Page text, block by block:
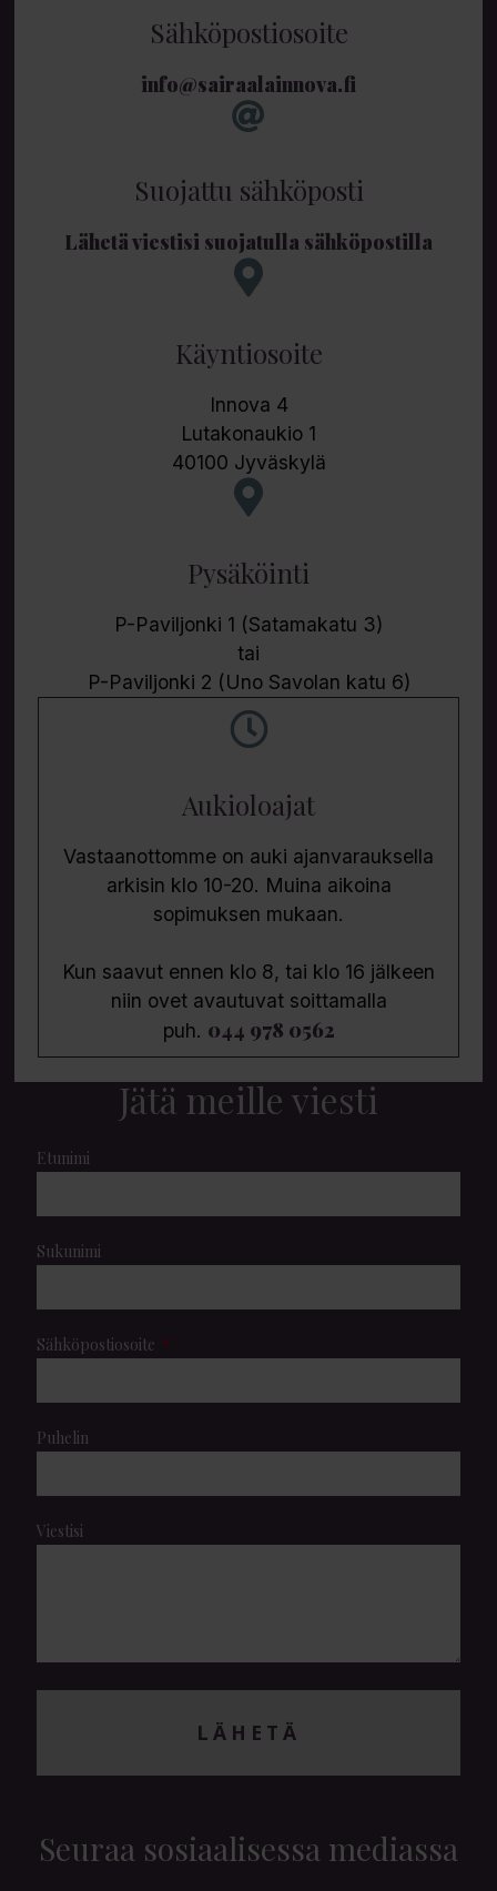
Sähköpostiosoite
info@sairaalainnova.fi
Suojattu sähköposti
Lähetä viestisi suojatulla sähköpostilla
Käyntiosoite
Innova 4
Lutakonaukio 1
40100 Jyväskylä
Pysäköinti
P-Paviljonki 1 (Satamakatu 3)
tai
P-Paviljonki 2 (Uno Savolan katu 6)
Aukioloajat
Vastaanottomme on auki ajanvarauksella
arkisin klo 10-20. Muina aikoina
sopimuksen mukaan.
Kun saavut ennen klo 8, tai klo 16 jälkeen
niin ovet avautuvat soittamalla
puh. 044 978 0562
Jätä meille viesti
Etunimi
Sukunimi
Sähköpostiosoite
Puhelin
Viestisi
LÄHETÄ
Seuraa sosiaalisessa mediassa